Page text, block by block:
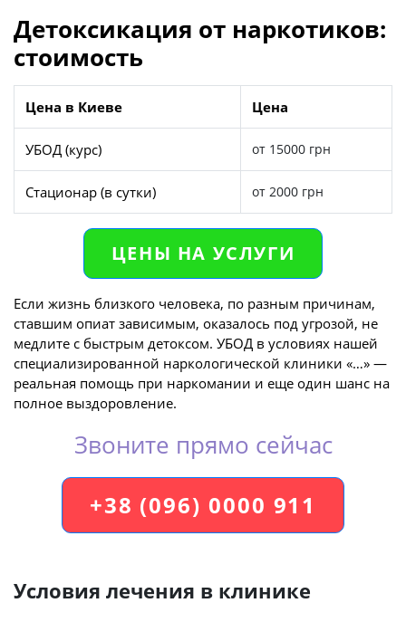
Детоксикация от наркотиков:
стоимость
Цена в Киеве Цена
УБОД (курс) от 15000 грн
Стационар (в сутки) от 2000 грн
ЦЕНЫ НА УСЛУГИ
Если жизнь близкого человека, по разным причинам,
ставшим опиат зависимым, оказалось под угрозой, не
медлите с быстрым детоксом. УБОД в условиях нашей
специализированной наркологической клиники «…» —
реальная помощь при наркомании и еще один шанс на
полное выздоровление.
Звоните прямо сейчас
+38 (096) 0000 911
Условия лечения в клинике